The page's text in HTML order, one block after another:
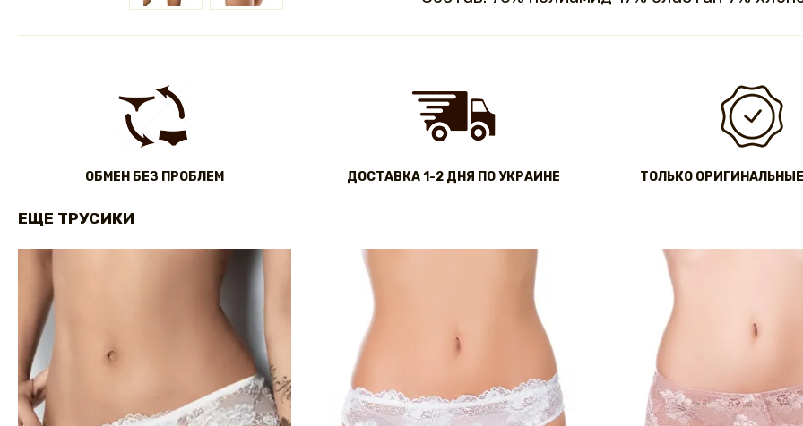
ОБМЕН БЕЗ ПРОБЛЕМ ДОСТАВКА 1-2 ДНЯ ПО УКРАИНЕ ТОЛЬКО
ЕЩЕ ТРУСИКИ